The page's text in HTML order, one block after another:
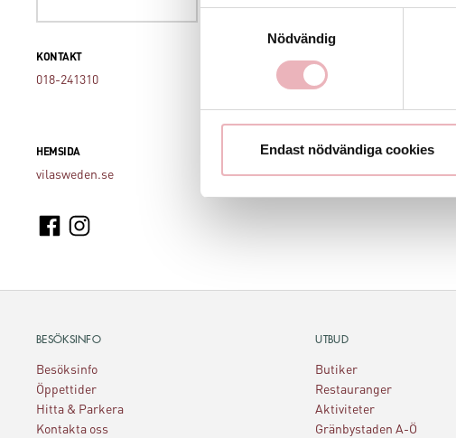
Nödvändig
Endast nödvändiga cookies
KONTAKT
018-241310
HEMSIDA
vilasweden.se
BESÖKSINFO
Besöksinfo
Öppettider
Hitta & Parkera
Kontakta oss
UTBUD
Butiker
Restauranger
Aktiviteter
Gränbystaden A-Ö